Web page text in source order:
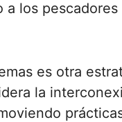
los
es otra
la